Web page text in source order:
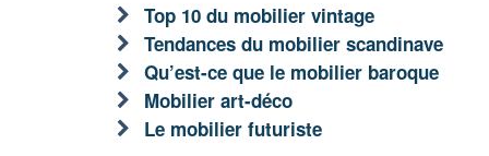
Top 10 du mobilier vintage
Tendances du mobilier scandinave
Qu’est-ce que le mobilier baroque
Mobilier art-déco
Le mobilier futuriste